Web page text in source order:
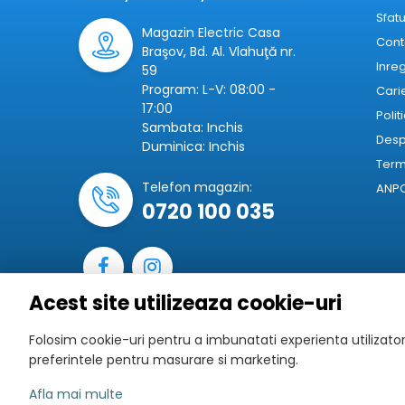
Magazin Electric Casa
Braşov, Bd. Al. Vlahuţă nr.
59
Program: L-V: 08:00 -
17:00
Sambata: Inchis
Duminica: Inchis
Telefon magazin:
0720 100 035
Acest site utilizeaza cookie-uri
Folosim cookie-uri pentru a imbunatati experienta
preferintele pentru masurare si marketing.
Afla mai multe